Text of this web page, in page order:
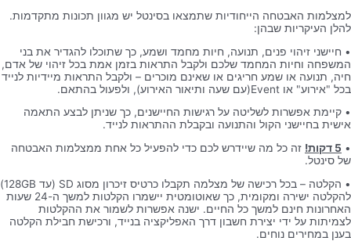
למצלמות האבטחה הייחודיות שתמצאו בסינטל יש מגוון תכונות מתקדמות.
להלן העיקריות שבהן:
• חיישני זיהוי פנים, תנועה, חיות מחמד ושמע, כך שתוכלו להגדיר את בני
המשפחה וחיות המחמד שלכם ולקבל התראות בזמן אמת בכל זיהוי של אדם,
חיה, תנועה או שמע חריגים או שאינם מוכרים – ולקבל התראות מיידיות לנייד
בכל "אירוע" או Event(עם שעה ותיאור האירוע), ולפעול בהתאם.
• קיימת אפשרות לשליטה על רגישות החיישנים, כך שניתן לבצע התאמה
אישית בחיישני הקול והתנועה ובקבלת ההתראות לנייד.
• 5 דקות!
זה כל מה שיידרש לכם כדי להפעיל כל אחת ממצלמות האבטחה
של סינטל.
• הקלטה – בכל רכישה של מצלמה תקבלו כרטיס זיכרון מסוג SD (עד 128GB)
להקלטה ישירה ומקומית, כך שאוטומטית יישמרו הקלטות למשך ה-24 שעות
האחרונות חינם למשך כל החיים. ישנה אפשרות לשמור את ההקלטות
לצמיתות על ידי יצירת חשבון דרך האפליקציה בנייד, ורכישת חבילת הקלטה
בענן במחירים נוחים.